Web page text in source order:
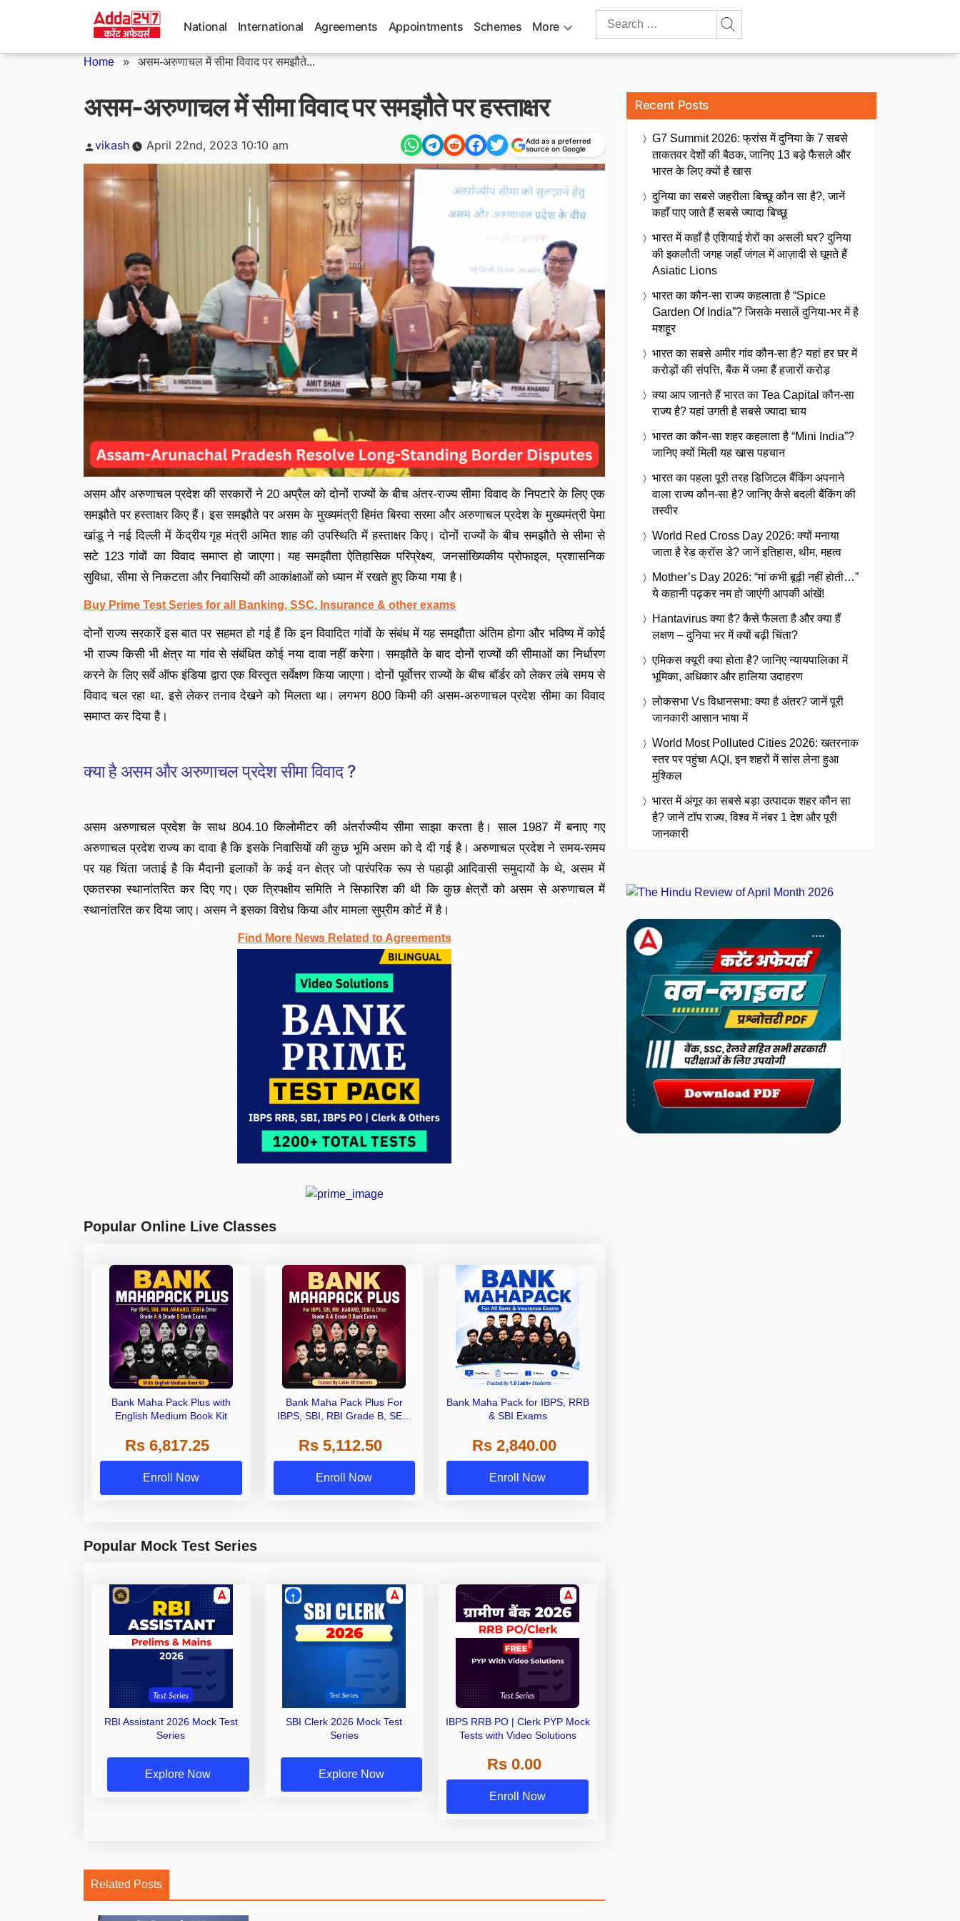
National International Agreements Appointments Schemes More
Search
Home » असम-अरुणाचल में सीमा विवाद पर समझौते...
असम-अरुणाचल में सीमा विवाद पर समझौते पर हस्ताक्षर
Posted
vikash April 22nd, 2023 10:10 am
Add as a preferred
source on Google
असम और अरुणाचल प्रदेश की सरकारों ने 20 अप्रैल को दोनों राज्यों के बीच अंतर-राज्य सीमा विवाद के निपटारे के लिए एक
समझौते पर हस्ताक्षर किए हैं। इस समझौते पर असम के मुख्यमंत्री हिमंत बिस्वा सरमा और अरुणाचल प्रदेश के मुख्यमंत्री पेमा
खांडू ने नई दिल्ली में केंद्रीय गृह मंत्री अमित शाह की उपस्थिति में हस्ताक्षर किए। दोनों राज्यों के बीच समझौते से सीमा से
सटे 123 गांवों का विवाद समाप्त हो जाएगा। यह समझौता ऐतिहासिक परिप्रेक्ष्य, जनसांख्यिकीय प्रोफाइल, प्रशासनिक
सुविधा, सीमा से निकटता और निवासियों की आकांक्षाओं को ध्यान में रखते हुए किया गया है।
Buy Prime Test Series for all Banking, SSC, Insurance & other exams
दोनों राज्य सरकारें इस बात पर सहमत हो गई हैं कि इन विवादित गांवों के संबंध में यह समझौता अंतिम होगा और भविष्य में कोई
भी राज्य किसी भी क्षेत्र या गांव से संबंधित कोई नया दावा नहीं करेगा। समझौते के बाद दोनों राज्यों की सीमाओं का निर्धारण
करने के लिए सर्वे ऑफ इंडिया द्वारा एक विस्तृत सर्वेक्षण किया जाएगा। दोनों पूर्वोत्तर राज्यों के बीच बॉर्डर को लेकर लंबे समय से
विवाद चल रहा था. इसे लेकर तनाव देखने को मिलता था। लगभग 800 किमी की असम-अरुणाचल प्रदेश सीमा का विवाद
समाप्त कर दिया है।
क्या है असम और अरुणाचल प्रदेश सीमा विवाद ?
असम अरुणाचल प्रदेश के साथ 804.10 किलोमीटर की अंतर्राज्यीय सीमा साझा करता है। साल 1987 में बनाए गए
अरुणाचल प्रदेश राज्य का दावा है कि इसके निवासियों की कुछ भूमि असम को दे दी गई है। अरुणाचल प्रदेश ने समय-समय
पर यह चिंता जताई है कि मैदानी इलाकों के कई वन क्षेत्र जो पारंपरिक रूप से पहाड़ी आदिवासी समुदायों के थे, असम में
एकतरफा स्थानांतरित कर दिए गए। एक त्रिपक्षीय समिति ने सिफारिश की थी कि कुछ क्षेत्रों को असम से अरुणाचल में
स्थानांतरित कर दिया जाए। असम ने इसका विरोध किया और मामला सुप्रीम कोर्ट में है।
Find More News Related to Agreements
Popular Online Live Classes
Bank Maha Pack Plus with
English Medium Book Kit
Rs 6,817.25
Enroll Now
Bank Maha Pack Plus For
IBPS, SBI, RBI Grade B, SEBI
Other Grade A & Grade B Bank
Exams
Rs 5,112.50
Enroll Now
Bank Maha Pack for IBPS, RRB
& SBI Exams
Rs 2,840.00
Enroll Now
Popular Mock Test Series
RBI Assistant 2026 Mock Test
Series
Explore Now
SBI Clerk 2026 Mock Test
Series
Explore Now
IBPS RRB PO | Clerk PYP Mock
Tests with Video Solutions
Rs 0.00
Enroll Now
Related Posts
Recent Posts
G7 Summit 2026: फ्रांस में दुनिया के 7 सबसे
ताकतवर देशों की बैठक, जानिए 13 बड़े फैसले और
भारत के लिए क्यों है खास
दुनिया का सबसे जहरीला बिच्छू कौन सा है?, जानें
कहाँ पाए जाते हैं सबसे ज्यादा बिच्छू
भारत में कहाँ है एशियाई शेरों का असली घर? दुनिया
की इकलौती जगह जहाँ जंगल में आज़ादी से घूमते हैं
Asiatic Lions
भारत का कौन-सा राज्य कहलाता है “Spice
Garden Of India”? जिसके मसालें दुनिया-भर में है
मशहूर
भारत का सबसे अमीर गांव कौन-सा है? यहां हर घर में
करोड़ों की संपत्ति, बैंक में जमा हैं हजारों करोड़
क्या आप जानते हैं भारत का Tea Capital कौन-सा
राज्य है? यहां उगती है सबसे ज्यादा चाय
भारत का कौन-सा शहर कहलाता है “Mini India”?
जानिए क्यों मिली यह खास पहचान
भारत का पहला पूरी तरह डिजिटल बैंकिंग अपनाने
वाला राज्य कौन-सा है? जानिए कैसे बदली बैंकिंग की
तस्वीर
World Red Cross Day 2026: क्यों मनाया
जाता है रेड क्रॉस डे? जानें इतिहास, थीम, महत्व
Mother’s Day 2026: “मां कभी बूढ़ी नहीं होती…”
ये कहानी पढ़कर नम हो जाएंगी आपकी आंखें!
Hantavirus क्या है? कैसे फैलता है और क्या हैं
लक्षण – दुनिया भर में क्यों बढ़ी चिंता?
एमिकस क्यूरी क्या होता है? जानिए न्यायपालिका में
भूमिका, अधिकार और हालिया उदाहरण
लोकसभा Vs विधानसभा: क्या है अंतर? जानें पूरी
जानकारी आसान भाषा में
World Most Polluted Cities 2026: खतरनाक
स्तर पर पहुंचा AQI, इन शहरों में सांस लेना हुआ
मुश्किल
भारत में अंगूर का सबसे बड़ा उत्पादक शहर कौन सा
है? जानें टॉप राज्य, विश्व में नंबर 1 देश और पूरी
जानकारी